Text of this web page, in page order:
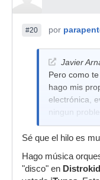
#20 por
Javier
Pero como
hago mis
electrónica,
ningun
Sé que el hilo es
Hago música
"disco" en Distrokid